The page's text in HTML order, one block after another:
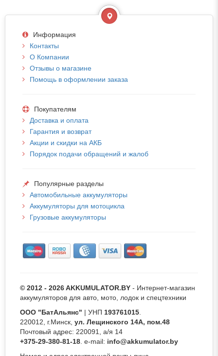
Информация
Контакты
О Компании
Отзывы о магазине
Помощь в оформлении заказа
Покупателям
Доставка и оплата
Гарантия и возврат
Акции и скидки на АКБ
Порядок подачи обращений и жалоб
Популярные разделы
Автомобильные аккумуляторы
Аккумуляторы для мотоцикла
Грузовые аккумуляторы
© 2012 - 2026 AKKUMULATOR.BY - Интернет-магазин
аккумуляторов для авто, мото, лодок и спецтехники
ООО "БатАльянс" | УНП 193761015.
220012, г.Минск, ул. Лещинского 14А, пом.48
Почтовый адрес: 220091, а/я 14
+375-29-380-81-18. e-mail: info@akkumulator.by